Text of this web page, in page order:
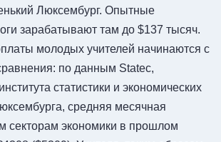
Люксембург. Опытные
зарабатывают там до $137 тысяч.
молодых учителей начинаются с
по данным Statec,
статистики и экономических
средняя месячная
секторам экономики в прошлом